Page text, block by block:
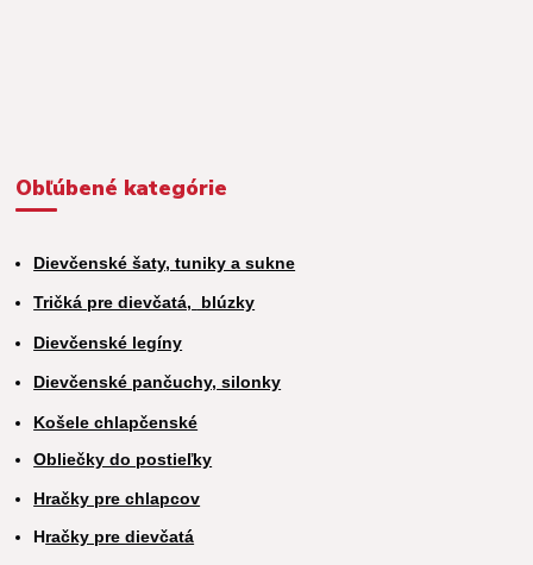
Obľúbené kategórie
Dievčenské šaty, tuniky a sukne
Tričká pre dievčatá, blúzky
Dievčenské legíny
Dievčenské pančuchy, silonky
Košele chlapčenské
Obliečky do postieľky
Hračky pre chlapcov
Hračky pre dievčatá